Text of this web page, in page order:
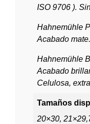
ISO 9706 ).
Hahnemühle
Acabado
Hahnemühle
Acabado
Celulosa,
Tamaños
20×30,